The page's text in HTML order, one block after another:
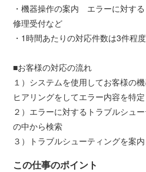
・機器操作の案内 エラーに対する
修理受付など
・1時間あたりの対応件数は3件程度
■お客様の対応の流れ
１）システムを使用してお客様の
ヒアリングをしてエラー内容を特定
２）エラーに対するトラブルシュ
の中から検索
３）トラブルシューティングを案内
この仕事のポイント